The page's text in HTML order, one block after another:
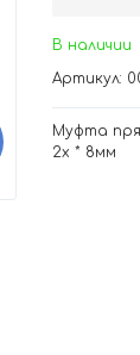
В наличии
Артикул:
Муфта
2x * 8мм